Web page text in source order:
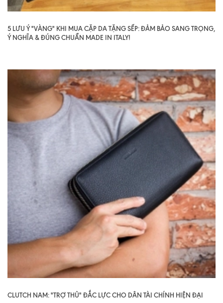
5 LƯU Ý "VÀNG" KHI MUA CẶP DA TẶNG SẾP: ĐẢM BẢO SANG TRỌNG,
Ý NGHĨA & ĐÚNG CHUẨN MADE IN ITALY!
CLUTCH NAM: "TRỢ THỦ" ĐẮC LỰC CHO DÂN TÀI CHÍNH HIỆN ĐẠI